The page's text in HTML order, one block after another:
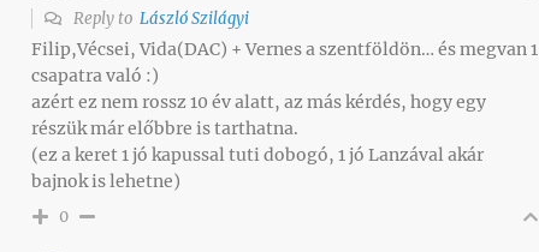
Reply to László Szilágyi
Filip,Vécsei, Vida(DAC) + Vernes a szentföldön… és megvan 1
csapatra való :)
azért ez nem rossz 10 év alatt, az más kérdés, hogy egy
részük már előbbre is tarthatna.
(ez a keret 1 jó kapussal tuti dobogó, 1 jó Lanzával akár
bajnok is lehetne)
0